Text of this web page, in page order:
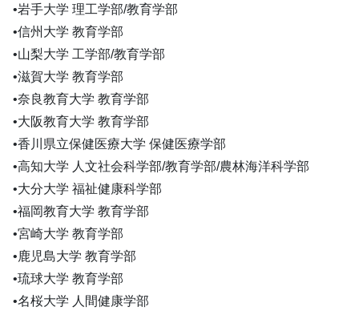
•岩手大学 理工学部/教育学部
•信州大学 教育学部
•山梨大学 工学部/教育学部
•滋賀大学 教育学部
•奈良教育大学 教育学部
•大阪教育大学 教育学部
•香川県立保健医療大学 保健医療学部
•高知大学 人文社会科学部/教育学部/農林海洋科学部
•大分大学 福祉健康科学部
•福岡教育大学 教育学部
•宮崎大学 教育学部
•鹿児島大学 教育学部
•琉球大学 教育学部
•名桜大学 人間健康学部